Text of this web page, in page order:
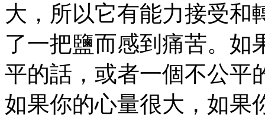
大，所以它有能力接受和
了一把鹽而感到痛苦。如
平的話，或者一個不公平
如果你的心量很大，如果